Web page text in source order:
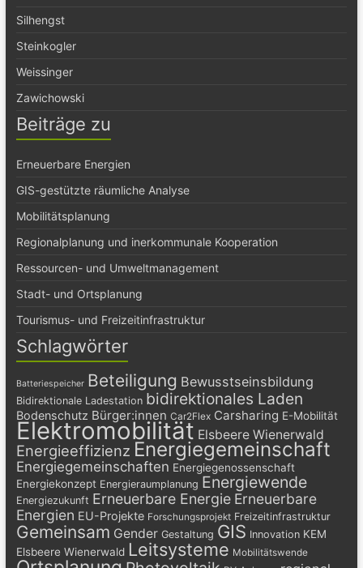
Silhengst
Steinkogler
Weissinger
Zawichowski
Beiträge zu
Erneuerbare Energien
GIS-gestützte räumliche Analyse
Mobilitätsplanung
Regionalplanung und inerkommunale Kooperation
Ressourcen- und Umweltmanagement
Stadt- und Ortsplanung
Tourismus- und Freizeitinfrastruktur
Schlagwörter
Batteriespeicher Beteiligung Bewusstseinsbildung
Bidirektionale Ladestation bidirektionales Laden
Bodenschutz Bürger:innen Car2Flex Carsharing E-Mobilität
Elektromobilität Elsbeere Wienerwald
Energieeffizienz Energiegemeinschaft
Energiegemeinschaften Energiegenossenschaft
Energiekonzept Energieraumplanung Energiewende
Energiezukunft Erneuerbare Energie Erneuerbare
Energien EU-Projekte Forschungsprojekt Freizeitinfrastruktur
Gemeinsam Gender Gestaltung GIS Innovation KEM
Elsbeere Wienerwald Leitsysteme Mobilitätswende